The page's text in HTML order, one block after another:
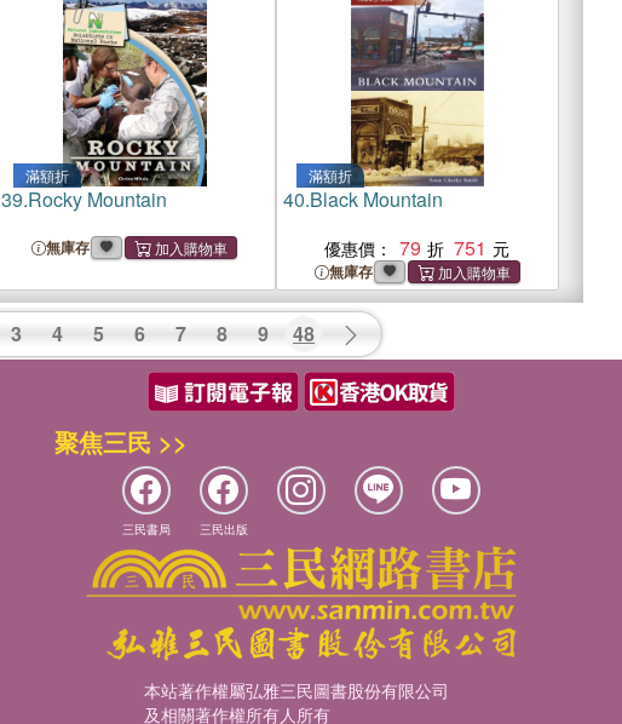
滿額折
39.Rocky Mountain
無庫存
滿額折
40.Black Mountain
優惠價： 79 751
無庫存
3 4 5 6 7 8 9 48
聚焦三民 >>
三民書局 三民出版
本站著作權屬弘雅三民圖書股份有限公司
及相關著作權所有人所有